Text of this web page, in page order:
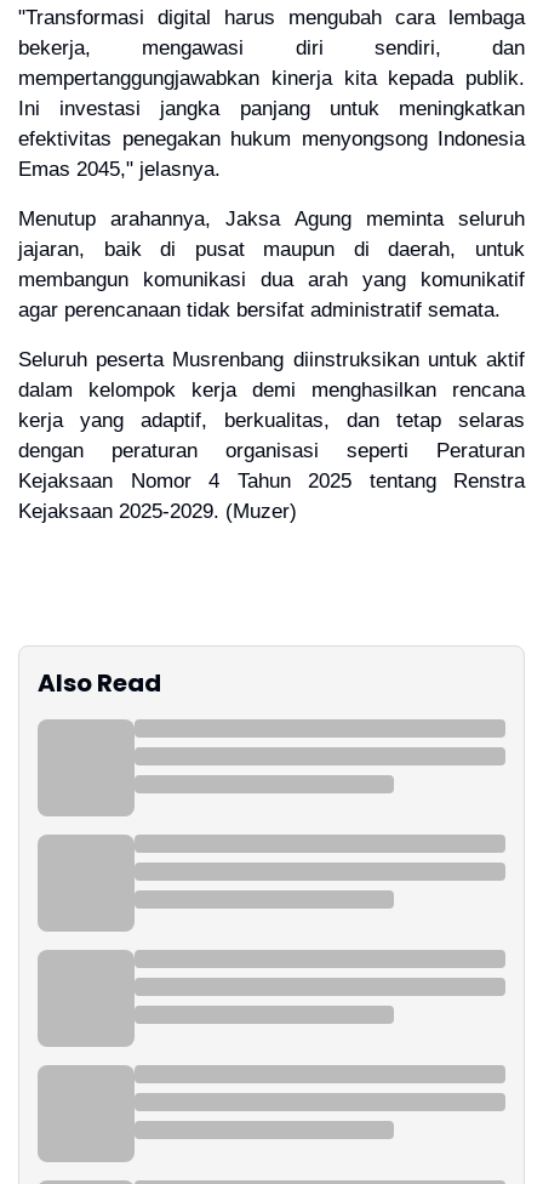
"Transformasi digital harus mengubah cara lembaga
bekerja, mengawasi diri sendiri, dan
mempertanggungjawabkan kinerja kita kepada publik.
Ini investasi jangka panjang untuk meningkatkan
efektivitas penegakan hukum menyongsong Indonesia
Emas 2045," jelasnya.
Menutup arahannya, Jaksa Agung meminta seluruh
jajaran, baik di pusat maupun di daerah, untuk
membangun komunikasi dua arah yang komunikatif
agar perencanaan tidak bersifat administratif semata.
Seluruh peserta Musrenbang diinstruksikan untuk aktif
dalam kelompok kerja demi menghasilkan rencana
kerja yang adaptif, berkualitas, dan tetap selaras
dengan peraturan organisasi seperti Peraturan
Kejaksaan Nomor 4 Tahun 2025 tentang Renstra
Kejaksaan 2025-2029. (Muzer)
Also Read